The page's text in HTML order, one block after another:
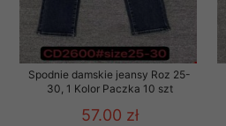
Spodnie damskie jeansy Roz 25-
30, 1 Kolor Paczka 10 szt
57.00 zł